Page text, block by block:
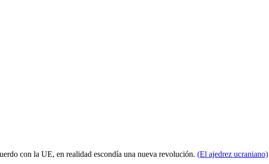
con la UE, en realidad escondía una nueva revolución. (El ajedrez ucraniano)